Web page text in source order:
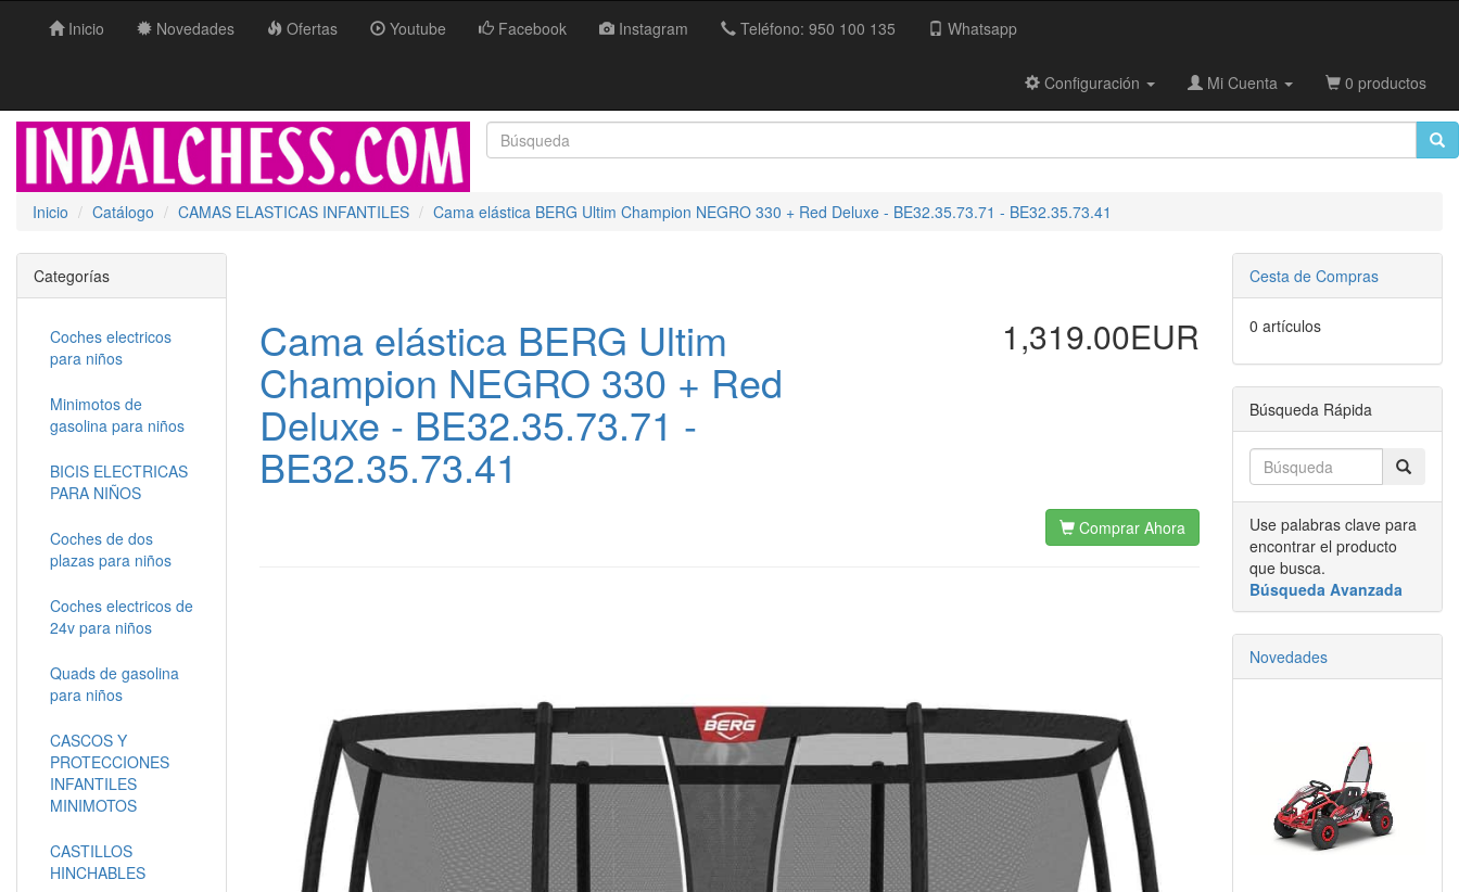
Inicio Novedades Ofertas Youtube Facebook Instagram Teléfono: 950 100 135 Whatsapp
Configuración Mi Cuenta 0 productos
Inicio Catálogo CAMAS ELASTICAS INFANTILES Cama elástica BERG Ultim Champion NEGRO 330 + Red Deluxe - BE32.35.73.71 - BE32.35.73.41
Cama elástica BERG Ultim
Champion NEGRO 330 + Red
Deluxe - BE32.35.73.71 -
BE32.35.73.41
1,319.00EUR
Comprar Ahora
Categorías
Coches electricos
para niños
Minimotos de
gasolina para niños
BICIS ELECTRICAS
PARA NIÑOS
Coches de dos
plazas para niños
Coches electricos de
24v para niños
Quads de gasolina
para niños
CASCOS Y
PROTECCIONES
INFANTILES
MINIMOTOS
CASTILLOS
HINCHABLES
Cesta de Compras
0 artículos
Búsqueda Rápida
Use palabras clave para
encontrar el producto
que busca.
Búsqueda Avanzada
Novedades